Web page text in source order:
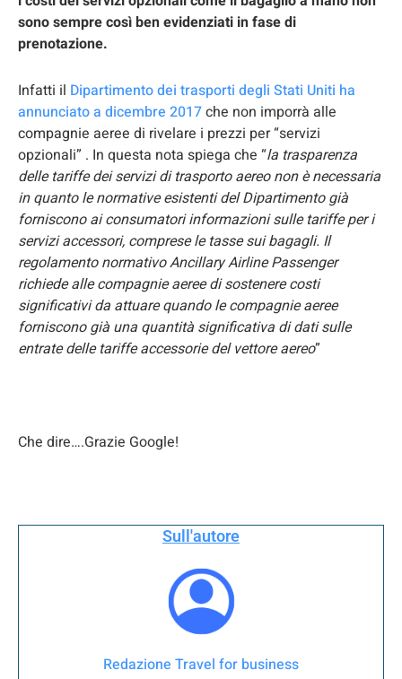
sono sempre così ben evidenziati in fase di
prenotazione.
Infatti il Dipartimento dei trasporti degli Stati Uniti ha
annunciato a dicembre 2017che non imporrà alle
compagnie aeree di rivelare i prezzi per “servizi
opzionali” . In questa nota spiega che “la trasparenza
delle tariffe dei servizi di trasporto aereo non è necessaria
in quanto le normative esistenti del Dipartimento già
forniscono ai consumatori informazioni sulle tariffe per i
servizi accessori, comprese le tasse sui bagagli. Il
regolamento normativo Ancillary Airline Passenger
richiede alle compagnie aeree di sostenere costi
significativi da attuare quando le compagnie aeree
forniscono già una quantità significativa di dati sulle
entrate delle tariffe accessorie del vettore aereo”
Che dire….Grazie Google!
Sull'autore
Redazione Travel for business